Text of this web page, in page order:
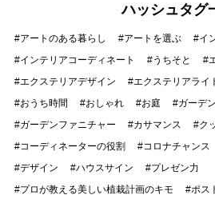
ハッシュタグ
アートのある暮らし アートを選ぶ
イ
インテリアコーディネート
うちそと
エクステリアデザイン
エクステリアライ
おうち時間
おしゃれ お庭 ガーデン
ガーデンファニチャー
カサマンス ク
コーディネーターの役割
コロナチャンス
デザイン
ハウスサイン
プレゼン力
プロが教える美しい植栽計画のキモ
ポス